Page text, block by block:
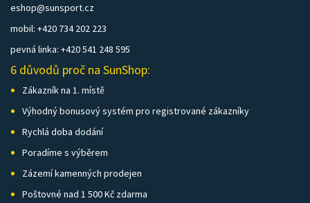
eshop@sunsport.cz
mobil: +420 734 202 223
pevná linka: +420 541 248 595
6 důvodů proč na SunShop:
Zákazník na 1. místě
Výhodný bonusový systém pro registrované zákazníky
Rychlá doba dodání
Poradíme s výběrem
Zázemí kamenných prodejen
Poštovné nad 1 500 Kč zdarma